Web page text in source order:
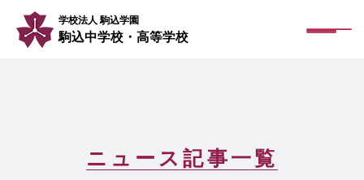
学校法人 駒込学園
駒込中学校・高等学校
ニュース記事一覧